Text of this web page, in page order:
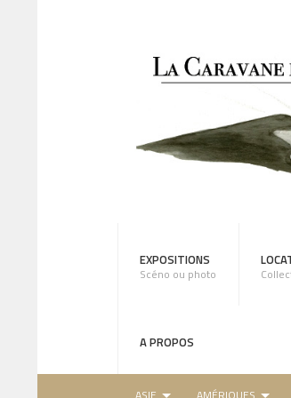
EXPOSITIONS
Scéno ou photo
A PROPOS